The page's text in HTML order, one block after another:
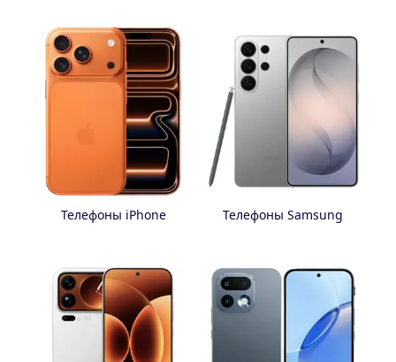
Телефоны iPhone Телефоны Samsung